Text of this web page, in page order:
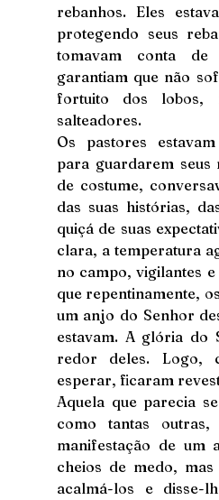
rebanhos. Eles
protegendo seus
tomavam conta
garantiam que não
fortuito dos lobos,
salteadores.
Os pastores
para guardarem seus
de costume,
das suas histórias,
quiçá de suas
clara, a temperatura
no campo, vigilantes e
que repentinamente,
um anjo do Senhor
estavam. A glória do
redor deles. Logo,
esperar, ficaram
Aquela que parecia
como tantas
manifestação de um
cheios de medo,
acalmá-los e disse-